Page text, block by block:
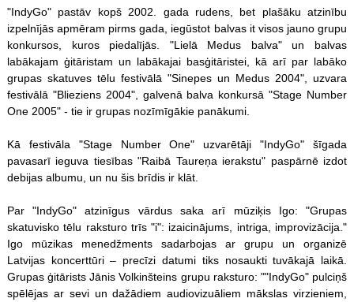
"IndyGo" pastāv kopš 2002. gada rudens, bet plašāku atzinību
izpelnījās apmēram pirms gada, iegūstot balvas it visos jauno grupu
konkursos, kuros piedalījās. "Lielā Medus balva" un balvas
labākajam ģitāristam un labākajai basģitāristei, kā arī par labāko
grupas skatuves tēlu festivālā "Sinepes un Medus 2004", uzvara
festivālā "Blieziens 2004", galvenā balva konkursā "Stage Number
One 2005" - tie ir grupas nozīmīgākie panākumi.
Kā festivāla "Stage Number One" uzvarētāji "IndyGo" šīgada
pavasarī ieguva tiesības "Raibā Taureņa ierakstu" paspārnē izdot
debijas albumu, un nu šis brīdis ir klāt.
Par "IndyGo" atzinīgus vārdus saka arī mūziķis Igo: "Grupas
skatuvisko tēlu raksturo trīs "i": izaicinājums, intriga, improvizācija."
Igo mūzikas menedžments sadarbojas ar grupu un organizē
Latvijas koncerttūri – precīzi datumi tiks nosaukti tuvākajā laikā.
Grupas ģitārists Jānis Volkinšteins grupu raksturo: ""IndyGo" pulciņš
spēlējas ar sevi un dažādiem audiovizuāliem mākslas virzieniem,